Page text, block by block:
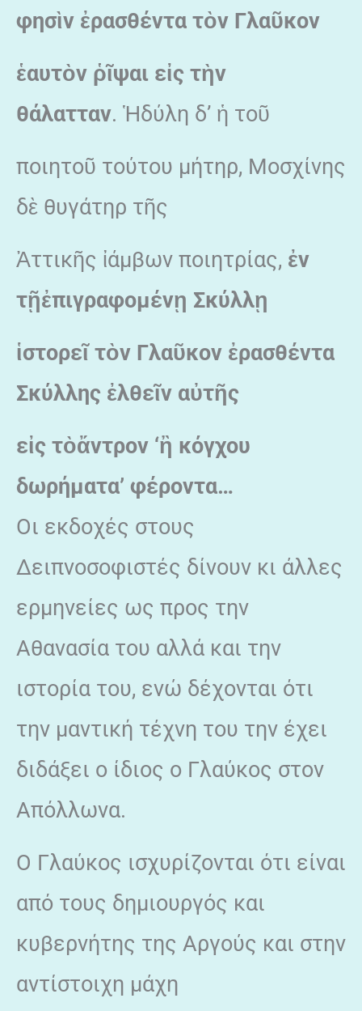
φησὶν ἐρασθέντα τὸν Γλαῦκον
ἑαυτὸν ῥῖψαι εἰς τὴν
θάλατταν. Ἡδύλη δ’ ἡ τοῦ
ποιητοῦ τούτου μήτηρ, Μοσχίνης
δὲ θυγάτηρ τῆς
Ἀττικῆς ἰάμβων ποιητρίας, ἐν
τῇἐπιγραφομένῃ Σκύλλῃ
ἱστορεῖτὸν Γλαῦκον ἐρασθέντα
Σκύλλης ἐλθεῖν αὐτῆς
εἰς τὸἄντρον ‘ἢ κόγχου
δωρήματα’ φέροντα…
Οι εκδοχές στους
Δειπνοσοφιστές δίνουν κι άλλες
ερμηνείες ως προς την
Αθανασία του αλλά και την
ιστορία του, ενώ δέχονται ότι
την μαντική τέχνη του την έχει
διδάξει ο ίδιος ο Γλαύκος στον
Απόλλωνα.
Ο Γλαύκος ισχυρίζονται ότι είναι
από τους δημιουργός και
κυβερνήτης της Αργούς και στην
αντίστοιχη μάχη